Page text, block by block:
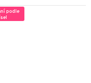
podle